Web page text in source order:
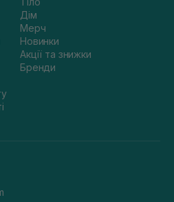
Дім
Мерч
Новинки
Акції та знижки
Бренди